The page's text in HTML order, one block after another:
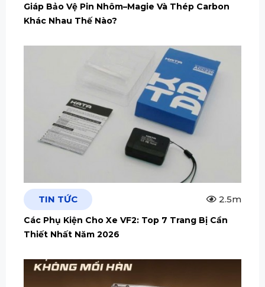
Giáp Bảo Vệ Pin Nhôm–Magie Và Thép Carbon
Khác Nhau Thế Nào?
TIN TỨC 2.5m
Các Phụ Kiện Cho Xe VF2: Top 7 Trang Bị Cần
Thiết Nhất Năm 2026